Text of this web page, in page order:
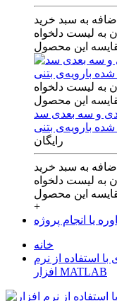
اضافه به سبد خرید
به لیست دلخواه
این محصول
به لیست دلخواه
این محصول
و‌ سه بعدی‌ سد
رایگان
اضافه به سبد خرید
به لیست دلخواه
این محصول
+
یا انجام پروژه
خانه
استفاده از نرم
افزار MATLAB